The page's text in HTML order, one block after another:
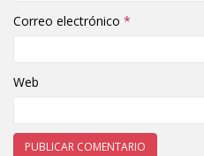
Correo electrónico *
Web